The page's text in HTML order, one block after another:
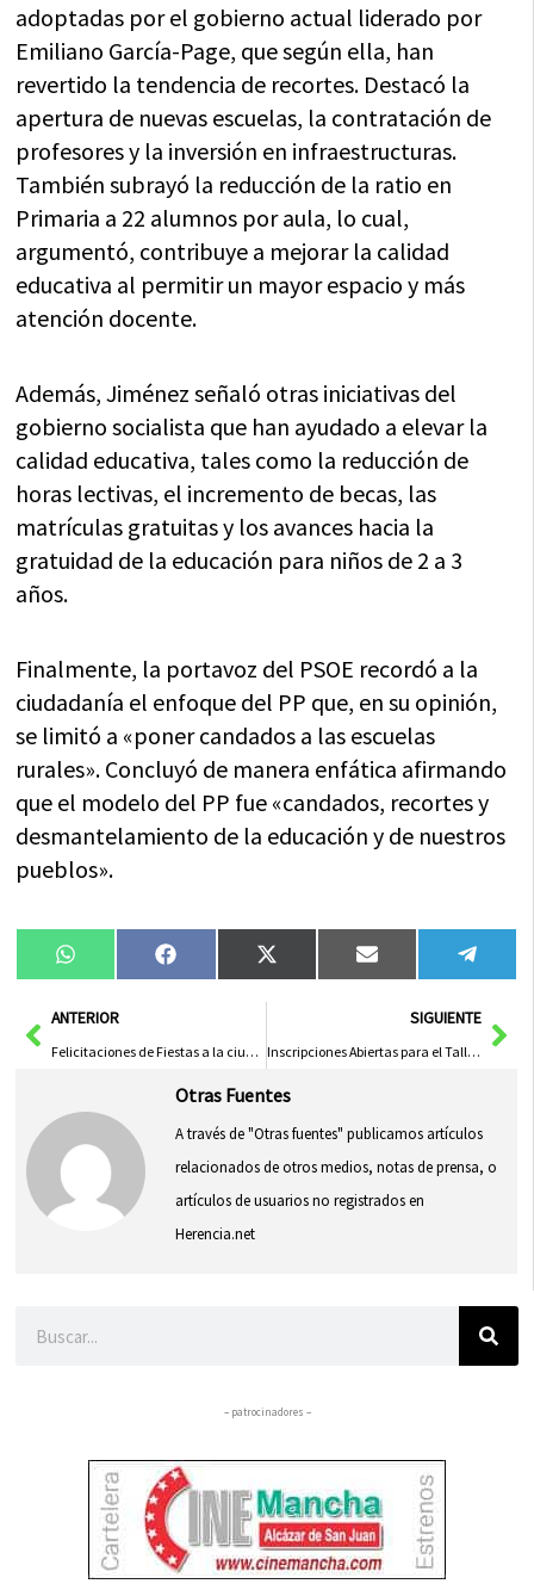
adoptadas por el gobierno actual liderado por
Emiliano García-Page, que según ella, han
revertido la tendencia de recortes. Destacó la
apertura de nuevas escuelas, la contratación de
profesores y la inversión en infraestructuras.
También subrayó la reducción de la ratio en
Primaria a 22 alumnos por aula, lo cual,
argumentó, contribuye a mejorar la calidad
educativa al permitir un mayor espacio y más
atención docente.
Además, Jiménez señaló otras iniciativas del
gobierno socialista que han ayudado a elevar la
calidad educativa, tales como la reducción de
horas lectivas, el incremento de becas, las
matrículas gratuitas y los avances hacia la
gratuidad de la educación para niños de 2 a 3
años.
Finalmente, la portavoz del PSOE recordó a la
ciudadanía el enfoque del PP que, en su opinión,
se limitó a «poner candados a las escuelas
rurales». Concluyó de manera enfática afirmando
que el modelo del PP fue «candados, recortes y
desmantelamiento de la educación y de nuestros
pueblos».
Compartir
en
WhatsAppCompartir
en
FacebookCompartir
en
X
(Twitter)
Compartir
en
Email
en
AntANTERIOR
Felicitaciones de Fiestas a la ciudadanía de Puertollano por parte del alcalde
SIGUIENTE
Inscripciones Abiertas para el Taller de Artes Escénicas en Bolaños de Calatrava a Finales de Mes
Otras Fuentes
A través de "Otras fuentes" publicamos artículos
relacionados de otros medios, notas de prensa, o
artículos de usuarios no registrados en
Herencia.net
– patrocinadores –